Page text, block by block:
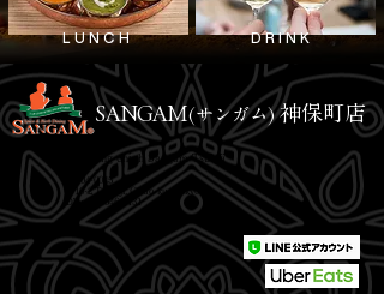
LUNCH DRINK
SANGAM(サンガム) 神保町店
Cửa hàng chính Sangam Tsukiji
〒104-0045
7-16-2 Tsukiji, Chuo-ku, Tokyo
ĐT:
03-3546-2131